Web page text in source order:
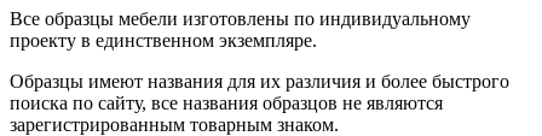
Все образцы мебели изготовлены по индивидуальному
проекту в единственном экземпляре.
Образцы имеют названия для их различия и более быстрого
поиска по сайту, все названия образцов не являются
зарегистрированным товарным знаком.